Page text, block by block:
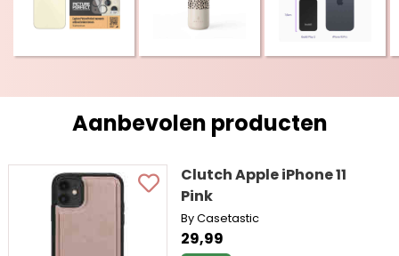
Aanbevolen producten
Clutch Apple iPhone 11
Pink
By Casetastic
29,99